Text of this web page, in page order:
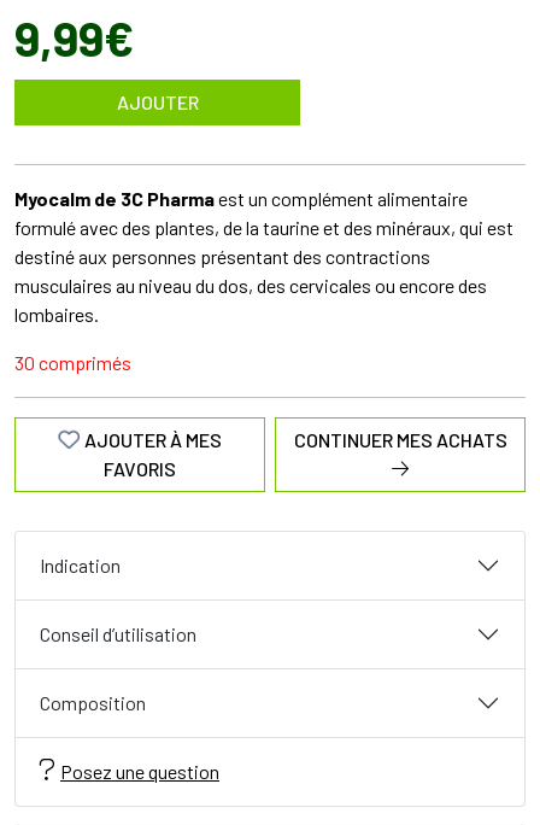
9,99€
AJOUTER
Myocalm de 3C Pharmaest un complément alimentaire
formulé avec des plantes, de la taurine et des minéraux, qui est
destiné aux personnes présentant des contractions
musculaires au niveau du dos, des cervicales ou encore des
lombaires.
30 comprimés
AJOUTER À MES
FAVORIS
CONTINUER MES ACHATS
Indication
Conseil d’utilisation
Composition
Posez une question